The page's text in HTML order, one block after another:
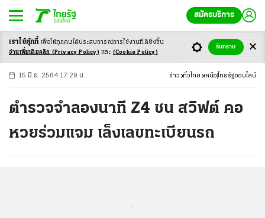
สมัครบริการ
-ก ก ก+
15 มิ.ย. 2564 17:29 น. ข่าว ทั่วไทย เหนือ ไทยรัฐออนไลน์
ตำรวจจำลองนาที Z4 ชน สวิฟต์ คอ
หวยร่วมแจม เล็งเลขทะเบียนรถ
เราใช้คุ้กกี้ เพื่อให้ทุกคนได้ประสบการณ์การใช้งานที่ดียิ่งขึ้น
อ่านเพิ่มเติมคลิก (Privacy Policy) และ (Cookie Policy)
รับทราบ